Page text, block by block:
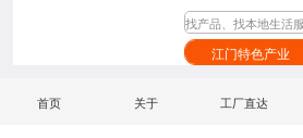
找产品、找本地生活服
江门特色产业
首页 关于 工厂直达